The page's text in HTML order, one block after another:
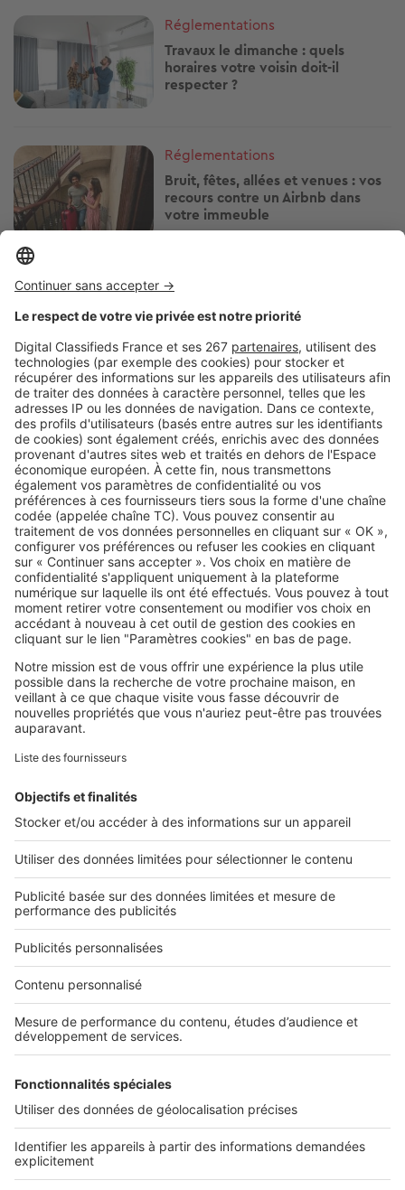
Image
Réglementations
Travaux le dimanche : quels
horaires votre voisin doit-il
respecter ?
Image
Réglementations
Bruit, fêtes, allées et venues : vos
recours contre un Airbnb dans
votre immeuble
Image
Réglementations
Arrosage, piscine, lavage de
voiture : quelles restrictions d'eau
près de chez vous ?
Image
Réglementations
Vous plantez une haie ? Ces
essences peuvent vous éviter
bien des problèmes avec le
voisinage
SeLoger c'est aussi
Retrouvez-nous sur ...
L'ENTREPRISE
Qui sommes-nous ?
Nous contacter
Nous recrutons
NOS APPLICATIONS
Découvrez nos applications
Tous nos services pro
Accès client
Mes annonces sur SeLoger
À DÉCOUVRIR